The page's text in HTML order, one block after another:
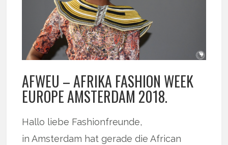
AFWEU – AFRIKA FASHION WEEK
EUROPE AMSTERDAM 2018.
Hallo liebe Fashionfreunde,
in Amsterdam hat gerade die African